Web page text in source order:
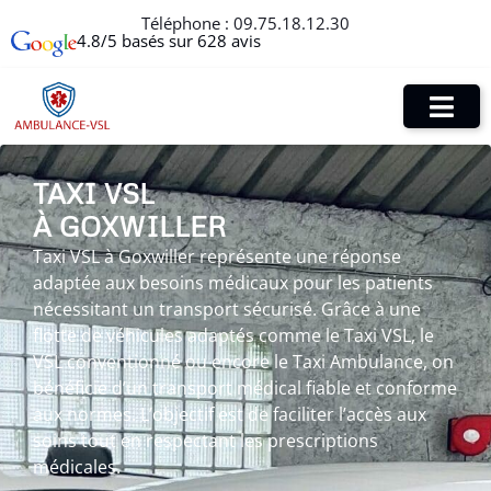
Téléphone : 09.75.18.12.30
4.8/5 basés sur 628 avis
TAXI VSL
À GOXWILLER
Taxi VSL à Goxwiller représente une réponse
adaptée aux besoins médicaux pour les patients
nécessitant un transport sécurisé. Grâce à une
flotte de véhicules adaptés comme le Taxi VSL, le
VSL conventionné ou encore le Taxi Ambulance, on
bénéficie d’un transport médical fiable et conforme
aux normes. L’objectif est de faciliter l’accès aux
soins tout en respectant les prescriptions
médicales.